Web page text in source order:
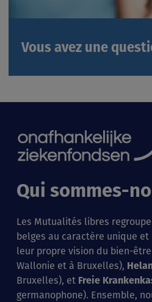
Vous avez une
Qui sommes-
Les Mutualités libres
belges au caractère unique
leur propre vision du bien-être
Wallonie et à Bruxelles),
Bruxelles), et Freie
germanophone). Ensemble,